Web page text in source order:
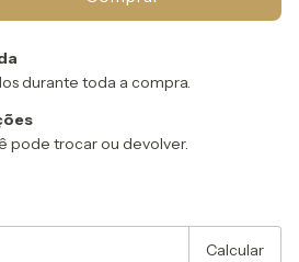
durante toda a compra.
pode trocar ou devolver.
Calcular